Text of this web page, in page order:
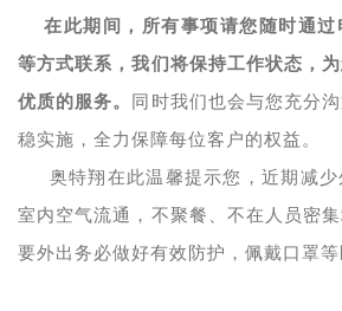
在此期间，所有事项请您随时通过
等方式联系，我们将保持工作状态，
优质的服务。 同时我们也会与您充分
稳实施，全力保障每位客户的权益。
奥特翔在此温馨提示您，近期减少
室内空气流通，不聚餐、不在人员密
要外出务必做好有效防护，佩戴口罩等